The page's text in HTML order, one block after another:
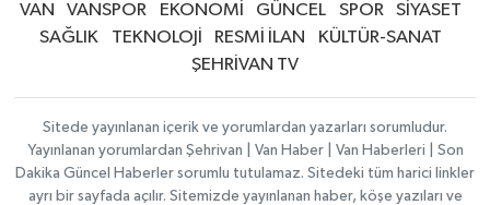
VAN VANSPOR EKONOMİ GÜNCEL SPOR
SİYASET
SAĞLIK
TEKNOLOJİ RESMİ İLAN
KÜLTÜR-SANAT
ŞEHRİVAN TV
Sitede yayınlanan içerik ve yorumlardan yazarları sorumludur.
Yayınlanan yorumlardan Şehrivan | Van Haber | Van Haberleri | Son
Dakika Güncel Haberler sorumlu tutulamaz. Sitedeki tüm harici linkler
ayrı bir sayfada açılır. Sitemizde yayınlanan haber, köşe yazıları ve